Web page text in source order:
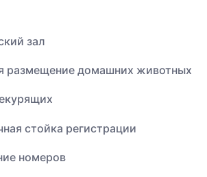
зал
размещение домашних животных
стойка регистрации
номеров